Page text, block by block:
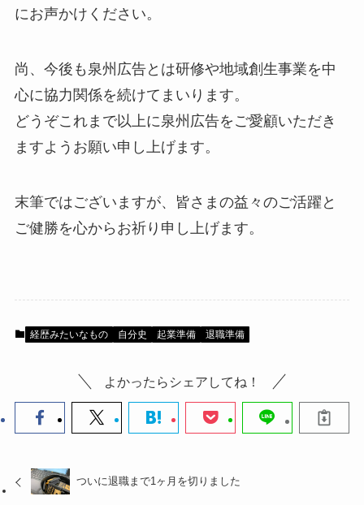
にお声かけください。
尚、今後も泉州広告とは研修や地域創生事業を中
心に協力関係を続けてまいります。
どうぞこれまで以上に泉州広告をご愛顧いただき
ますようお願い申し上げます。
末筆ではございますが、皆さまの益々のご活躍と
ご健勝を心からお祈り申し上げます。
経歴みたいなもの 自分史 起業準備 退職準備
よかったらシェアしてね！
ついに退職まで1ヶ月を切りました